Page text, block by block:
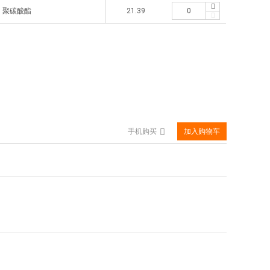
聚碳酸酯 21.39
手机购买 加入购物车